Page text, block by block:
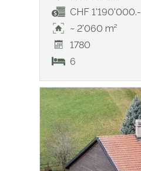
CHF 1'190'000.-
~ 2'060 m²
1780
6